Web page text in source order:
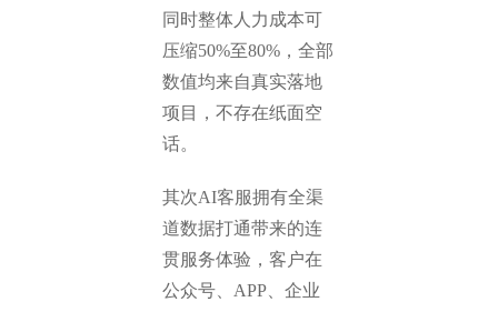
同时整体人力成本可
压缩50%至80%，全部
数值均来自真实落地
项目，不存在纸面空
话。
其次AI客服拥有全渠
道数据打通带来的连
贯服务体验，客户在
公众号、APP、企业